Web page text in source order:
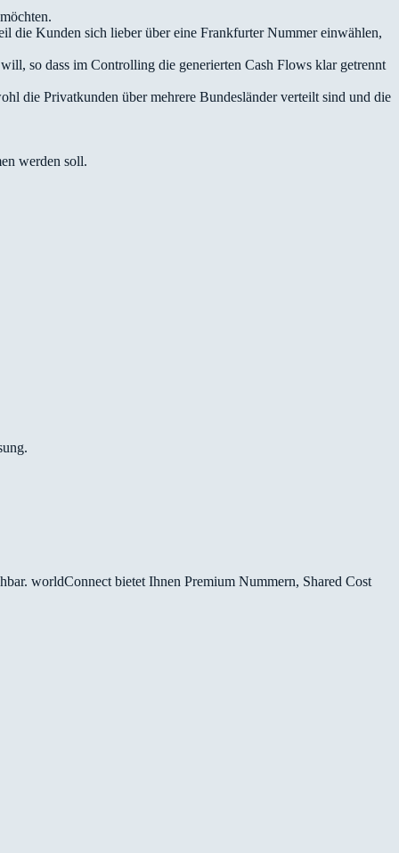
die Kunden sich lieber über eine Frankfurter Nummer einwählen,
so dass im Controlling die generierten Cash Flows klar getrennt
die Privatkunden über mehrere Bundesländer verteilt sind und die
werden soll.
worldConnect bietet Ihnen Premium Nummern, Shared Cost